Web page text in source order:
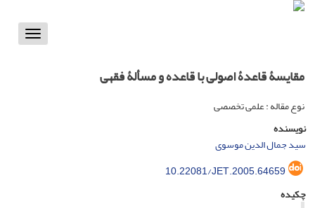
Toggle
مقایسۀ قاعدۀ اصولی با قاعده و مسألۀ فقهی
نوع مقاله : علمی تخصصی
نویسنده
سید جمال‏ الدین موسوی
10.22081/JET.2005.64659
چکیده